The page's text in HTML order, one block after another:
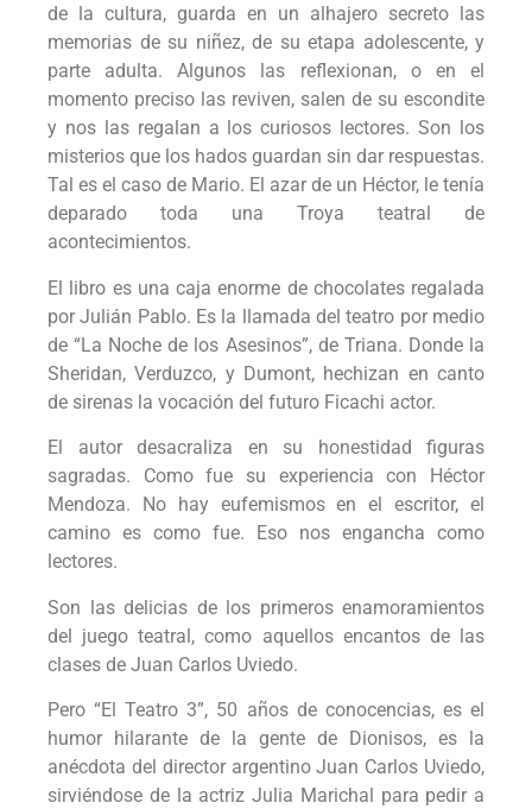
de la cultura, guarda en un alhajero secreto las
memorias de su niñez, de su etapa adolescente, y
parte adulta. Algunos las reflexionan, o en el
momento preciso las reviven, salen de su escondite
y nos las regalan a los curiosos lectores. Son los
misterios que los hados guardan sin dar respuestas.
Tal es el caso de Mario. El azar de un Héctor, le tenía
deparado toda una Troya teatral de
acontecimientos.
El libro es una caja enorme de chocolates regalada
por Julián Pablo. Es la llamada del teatro por medio
de “La Noche de los Asesinos”, de Triana. Donde la
Sheridan, Verduzco, y Dumont, hechizan en canto
de sirenas la vocación del futuro Ficachi actor.
El autor desacraliza en su honestidad figuras
sagradas. Como fue su experiencia con Héctor
Mendoza. No hay eufemismos en el escritor, el
camino es como fue. Eso nos engancha como
lectores.
Son las delicias de los primeros enamoramientos
del juego teatral, como aquellos encantos de las
clases de Juan Carlos Uviedo.
Pero “El Teatro 3”, 50 años de conocencias, es el
humor hilarante de la gente de Dionisos, es la
anécdota del director argentino Juan Carlos Uviedo,
sirviéndose de la actriz Julia Marichal para pedir a